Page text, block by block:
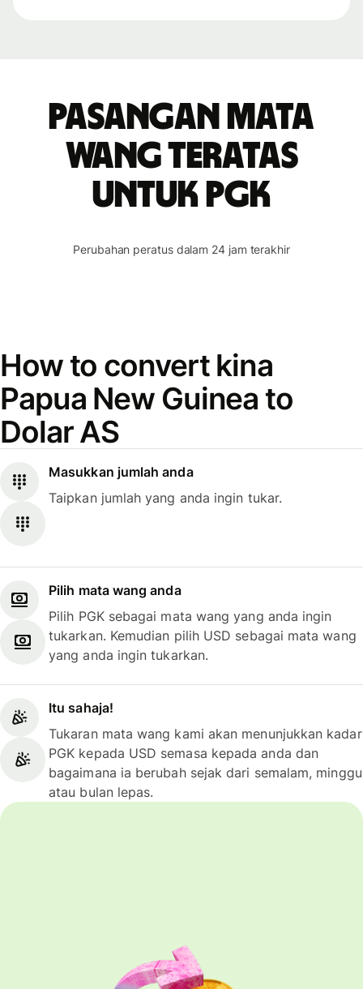
Pasangan mata
wang teratas
untuk PGK
Perubahan peratus dalam 24 jam terakhir
How to convert kina
Papua New Guinea to
Dolar AS
Masukkan jumlah anda
Taipkan jumlah yang anda ingin tukar.
Pilih mata wang anda
Pilih PGK sebagai mata wang yang anda ingin
tukarkan. Kemudian pilih USD sebagai mata wang
yang anda ingin tukarkan.
Itu sahaja!
Tukaran mata wang kami akan menunjukkan kadar
PGK kepada USD semasa kepada anda dan
bagaimana ia berubah sejak dari semalam, minggu
atau bulan lepas.